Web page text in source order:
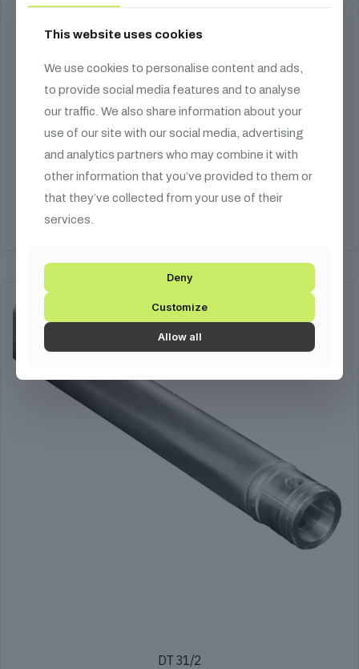
DT 30/40-Terminal Piece Black
8 500Ft
traverz végzáró
DT 31/2
This website uses cookies
We use cookies to personalise content and ads,
to provide social media features and to analyse
our traffic. We also share information about your
use of our site with our social media, advertising
and analytics partners who may combine it with
other information that you’ve provided to them or
that they’ve collected from your use of their
services.
Deny
Customize
Allow all